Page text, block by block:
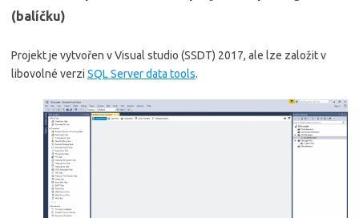
(balíčku)
Projekt je vytvořen v Visual studio (SSDT) 2017, ale lze založit v
libovolné verzi SQL Server data tools.